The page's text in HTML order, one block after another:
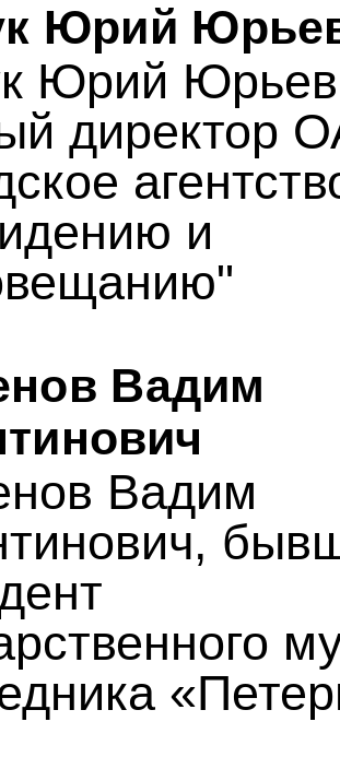
Юрий
Юрий
директор
и
Вадим
Вадим